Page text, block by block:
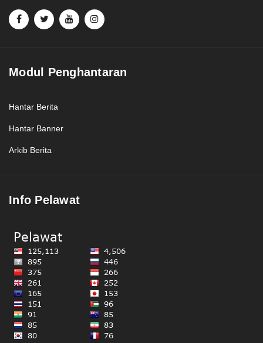
Modul Penghantaran
Hantar Berita
Hantar Banner
Arkib Berita
Info Pelawat